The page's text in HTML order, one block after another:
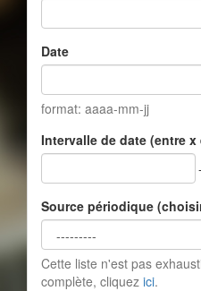
Date
format: aaaa-mm-jj
Intervalle de date (entre x
-
Source périodique
Cette liste n'est pas
complète, cliquez ici.